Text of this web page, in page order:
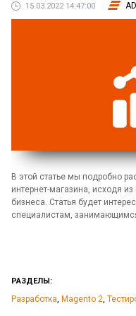
15.03.2022 14:47:00
В этой статье мы подробно
интернет-магазина, исходя
бизнеса. Статья будет
специалистам,
РАЗДЕЛЫ:
Разработка, Magento 2,